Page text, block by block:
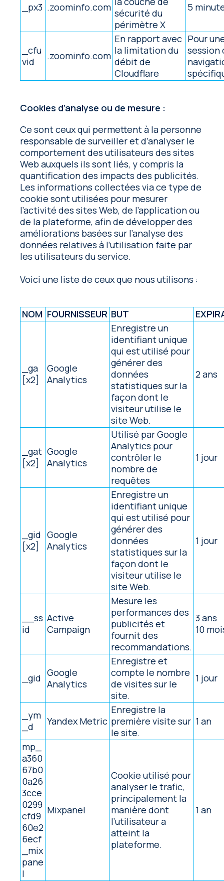
_px3 .zoominfo.com sécurité du
périmètre X
5
_cfu
vid
.zoominfo.com
En rapport avec
la limitation du
débit de
Cloudflare
Pour
session
Cookies d’analyse ou de mesure :
Ce sont ceux qui permettent à la personne
responsable de surveiller et d’analyser le
comportement des utilisateurs des sites
Web auxquels ils sont liés, y compris la
quantification des impacts des publicités.
Les informations collectées via ce type de
cookie sont utilisées pour mesurer
l’activité des sites Web, de l’application ou
de la plateforme, afin de développer des
améliorations basées sur l’analyse des
données relatives à l’utilisation faite par
les utilisateurs du service.
Voici une liste de ceux que nous utilisons :
NOM FOURNISSEUR BUT
_ga
[x2]
Google
Analytics
Enregistre un
identifiant unique
qui est utilisé pour
générer des
données
statistiques sur la
façon dont le
visiteur utilise le
site Web.
2 ans
_gat
[x2]
Google
Analytics
Utilisé par Google
Analytics pour
contrôler le
nombre de
requêtes
1 jour
_gid
[x2]
Google
Analytics
Enregistre un
identifiant unique
qui est utilisé pour
générer des
données
statistiques sur la
façon dont le
visiteur utilise le
site Web.
1 jour
__ss
id
Active
Campaign
Mesure les
performances des
publicités et
fournit des
recommandations.
3 ans
10
_gid Google
Analytics
Enregistre et
compte le nombre
de visites sur le
site.
1 jour
_ym
_d
Yandex Metric
Enregistre la
première visite sur
le site.
1 an
mp_
a360
67b0
0a26
3cce
0299
cfd9
60e2
6ecf
_mix
pane
l
Mixpanel
Cookie utilisé pour
analyser le trafic,
principalement la
manière dont
l’utilisateur a
atteint la
plateforme.
1 an